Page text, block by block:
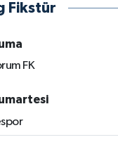
Fikstür
FK